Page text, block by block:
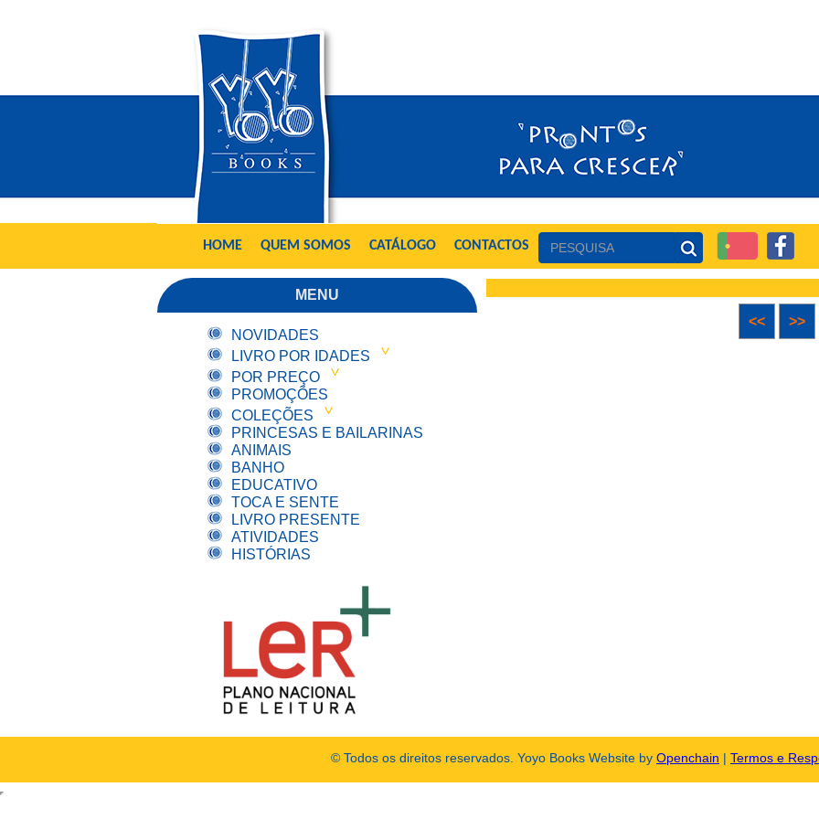
HOME QUEM SOMOS CATÁLOGO CONTACTOS
MENU
NOVIDADES
LIVRO POR IDADES
POR PREÇO
PROMOÇÕES
COLEÇÕES
PRINCESAS E BAILARINAS
ANIMAIS
BANHO
EDUCATIVO
TOCA E SENTE
LIVRO PRESENTE
ATIVIDADES
HISTÓRIAS
<< >>
© Todos os direitos reservados. Yoyo Books Website by Openchain | Termos e